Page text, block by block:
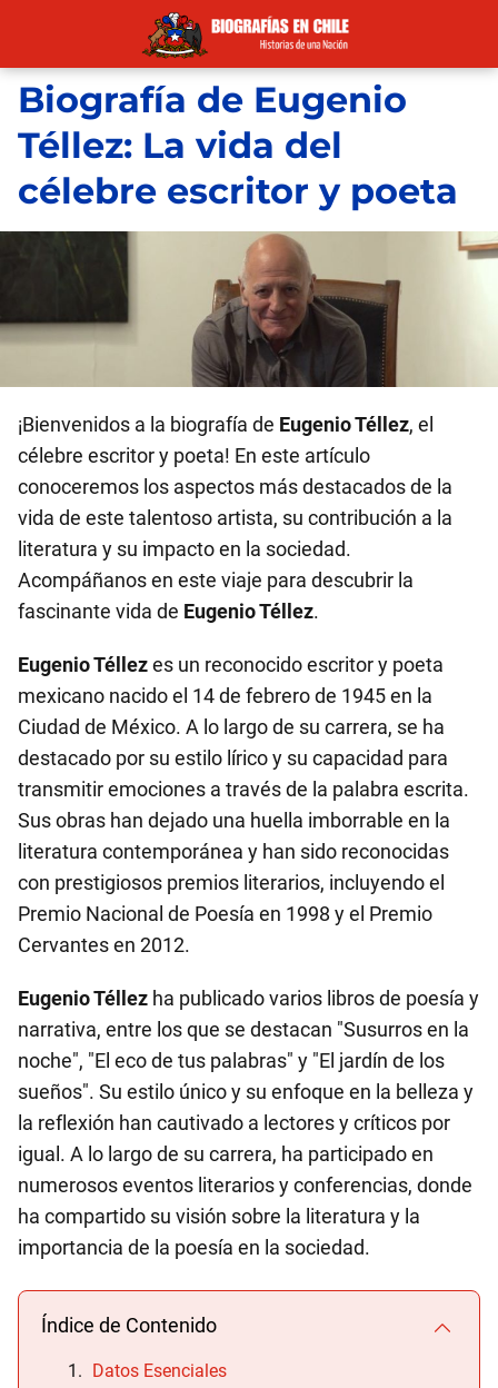
Biografía de Eugenio
Téllez: La vida del
célebre escritor y poeta
¡Bienvenidos a la biografía de Eugenio Téllez, el
célebre escritor y poeta! En este artículo
conoceremos los aspectos más destacados de la
vida de este talentoso artista, su contribución a la
literatura y su impacto en la sociedad.
Acompáñanos en este viaje para descubrir la
fascinante vida de Eugenio Téllez.
Eugenio Téllezes un reconocido escritor y poeta
mexicano nacido el 14 de febrero de 1945 en la
Ciudad de México. A lo largo de su carrera, se ha
destacado por su estilo lírico y su capacidad para
transmitir emociones a través de la palabra escrita.
Sus obras han dejado una huella imborrable en la
literatura contemporánea y han sido reconocidas
con prestigiosos premios literarios, incluyendo el
Premio Nacional de Poesía en 1998 y el Premio
Cervantes en 2012.
Eugenio Téllez ha publicado varios libros de poesía y
narrativa, entre los que se destacan "Susurros en la
noche", "El eco de tus palabras" y "El jardín de los
sueños". Su estilo único y su enfoque en la belleza y
la reflexión han cautivado a lectores y críticos por
igual. A lo largo de su carrera, ha participado en
numerosos eventos literarios y conferencias, donde
ha compartido su visión sobre la literatura y la
importancia de la poesía en la sociedad.
Índice de Contenido
Datos Esenciales